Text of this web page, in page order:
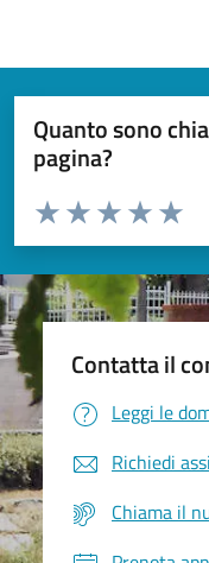
Quanto sono
pagina?
Valuta da 1 a 5 stelle la
Valuta 4
Valuta 3
Valuta 2 stelle su
Valuta 1 stelle su 5
Contatta il
Leggi le
Richiedi
Chiama il